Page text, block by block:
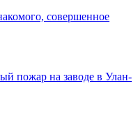
совершенное
пожар на заводе в Улан-